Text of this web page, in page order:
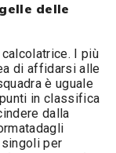
delle
I più
di affidarsi alle
è uguale
in classifica
dalla
per